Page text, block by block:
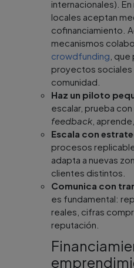
internacionales).
locales aceptan
cofinanciamiento.
mecanismos
crowdfunding ,
proyectos
comunidad.
Haz un piloto
escalar, prueba
feedback ,
Escala con
procesos
adapta a nuevas
clientes distintos.
Comunica con
es fundamental:
reales, cifras
reputación.